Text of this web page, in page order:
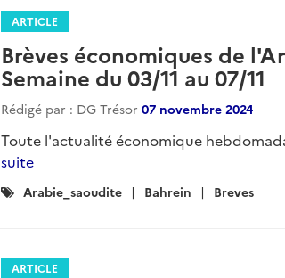
ARTICLE
Brèves économiques de
Semaine du 03/11 au 07/11
Rédigé par : DG Trésor 07 novembre 2024
Toute l'actualité économique
suite
Catégories
Arabie_saoudite Bahrein Breves
ARTICLE